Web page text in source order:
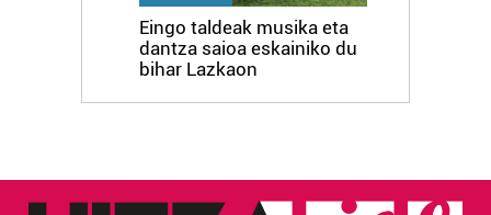
Eingo taldeak musika eta
dantza saioa eskainiko du
bihar Lazkaon